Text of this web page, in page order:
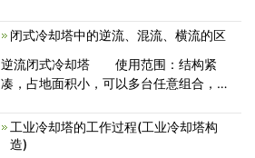
制通风、喷淋水与循环水的热交换保证降
闭式冷却塔中的逆流、混流、横流的区
逆流闭式冷却塔 使用范围：结构紧
凑，占地面积小，可以多台任意组合，达
规冷却项目。逆流式冷却塔的进风形式为
底部逆流进风，与下落的喷淋水逆向交替
工业冷却塔的工作过程(工业冷却塔构
造)